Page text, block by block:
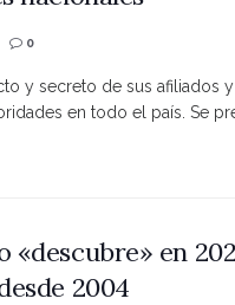
0
y secreto de sus afiliados y
en todo el país. Se
«descubre» en
2004